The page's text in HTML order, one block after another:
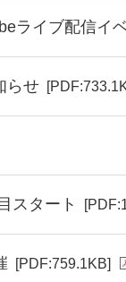
ライブ配信イ
らせ
スタート
[PDF:759.1KB]